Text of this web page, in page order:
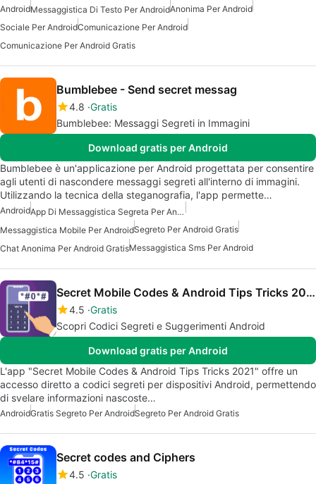
AndroidMessaggistica Di Testo Per AndroidAnonima Per Android
Sociale Per AndroidComunicazione Per Android
Comunicazione Per Android Gratis
Bumblebee - Send secret messag
4.8 Gratis
Bumblebee: Messaggi Segreti in Immagini
Download gratis per Android
Bumblebee è un'applicazione per Android progettata per consentire
agli utenti di nascondere messaggi segreti all'interno di immagini.
Utilizzando la tecnica della steganografia, l'app permette…
Android
App Di Messaggistica Segreta Per Android
Messaggistica Mobile Per AndroidSegreto Per Android Gratis
Chat Anonima Per Android GratisMessaggistica Sms Per Android
Secret Mobile Codes & Android Tips Tricks 2021
4.5 Gratis
Scopri Codici Segreti e Suggerimenti Android
Download gratis per Android
L'app "Secret Mobile Codes & Android Tips Tricks 2021" offre un
accesso diretto a codici segreti per dispositivi Android, permettendo
di svelare informazioni nascoste…
AndroidGratis Segreto Per AndroidSegreto Per Android Gratis
Secret codes and Ciphers
4.5 Gratis